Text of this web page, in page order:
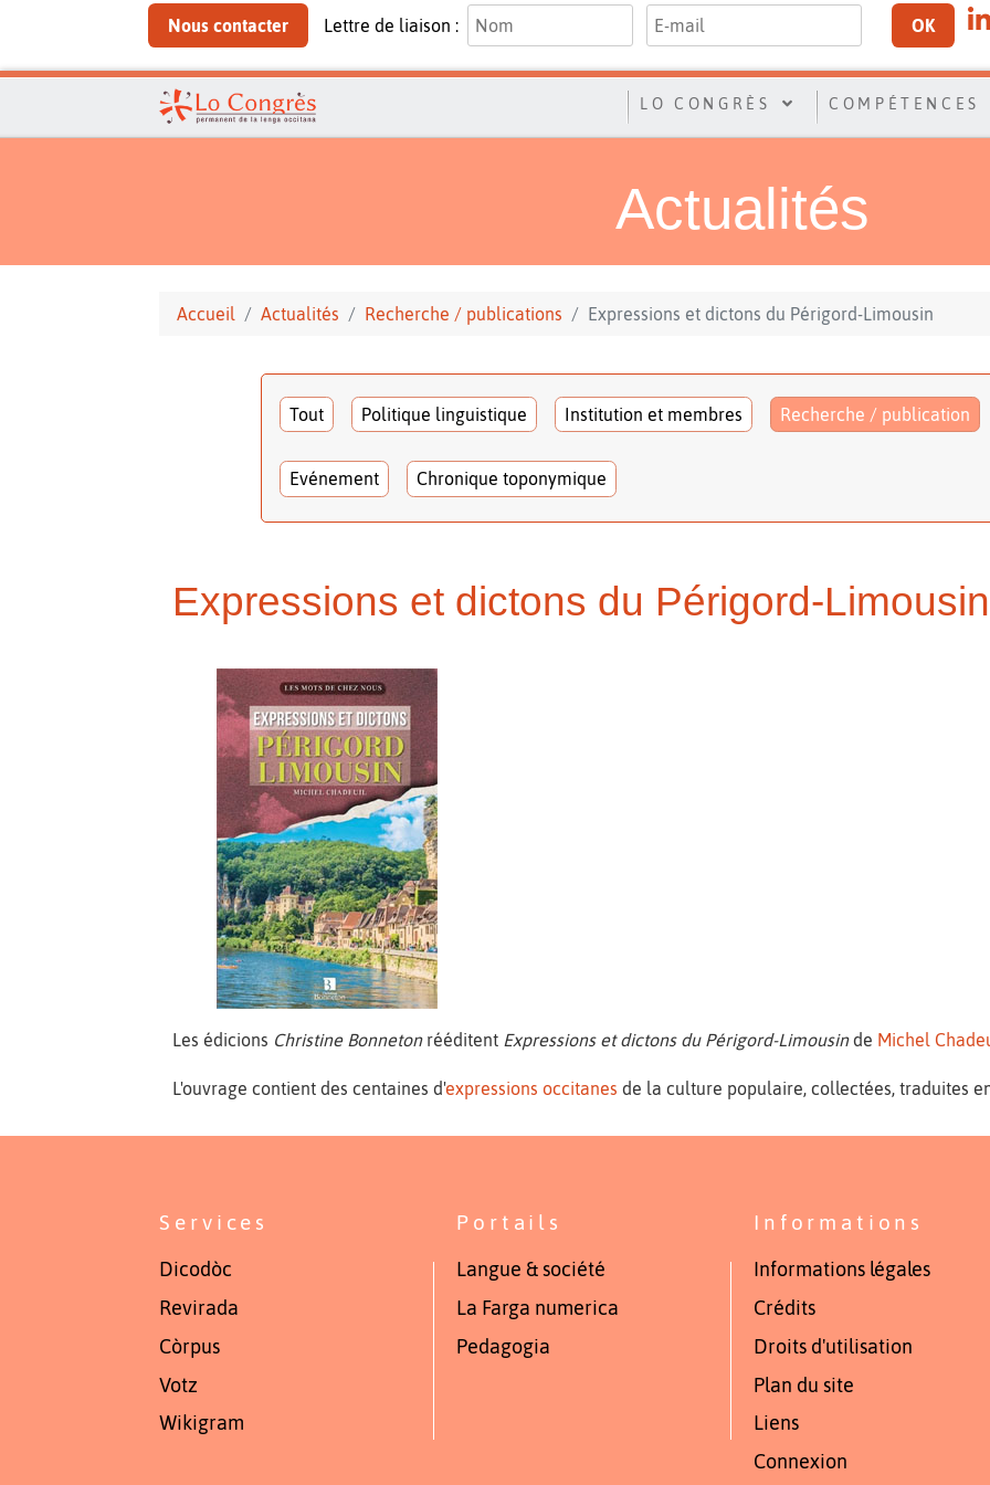
Nous contacter Lettre de liaison : OK
LO CONGRÈS COMPÉTENCES
Actualités
Accueil Actualités Recherche / publications Expressions et dictons du Périgord-Limousin
Tout Politique linguistique Institution et membres Recherche / publication
Evénement Chronique toponymique
Expressions et dictons du Périgord-Limousin
Les édicions Christine Bonnetonrééditent Expressions et dictons du Périgord-Limousinde Michel
L'ouvrage contient des centaines d'expressions occitanes de la culture populaire, collectées, traduites
Services
Dicodòc
Revirada
Còrpus
Votz
Wikigram
Portails
Langue & société
La Farga numerica
Pedagogia
Informations
Informations légales
Crédits
Droits d'utilisation
Plan du site
Liens
Connexion